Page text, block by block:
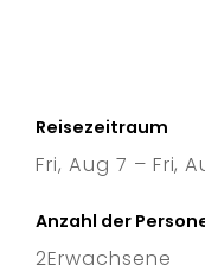
Reisezeitraum
Fri, Aug 7 – Fri,
Anzahl der
2Erwachsene